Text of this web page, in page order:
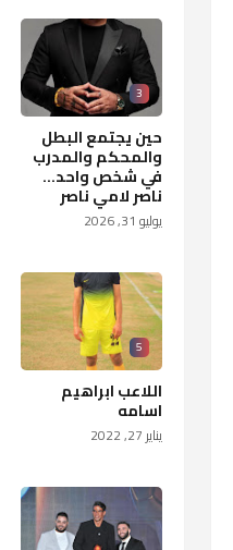
3
حين يجتمع البطل
والمحكم والمدرب
في شخص واحد...
ناصر لامي ناصر
يوليو 31, 2026
5
اللاعب ابراهيم
اسامه
يناير 27, 2022